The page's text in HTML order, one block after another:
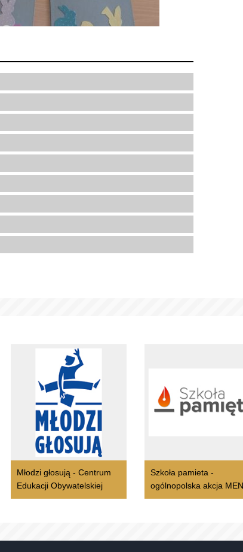
Młodzi głosują - Centrum
Edukacji Obywatelskiej
Szkoła pamieta -
ogólnopolska akcja MEN